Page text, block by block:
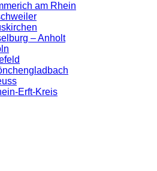
am Rhein
– Anholt
Erft-Kreis